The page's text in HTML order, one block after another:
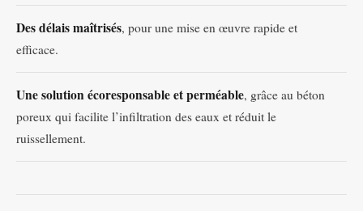
Des délais maîtrisés, pour une mise en œuvre rapide et
efficace.
Une solution écoresponsable et perméable, grâce au béton
poreux qui facilite l’infiltration des eaux et réduit le
ruissellement.